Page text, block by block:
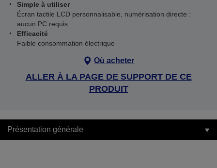
Simple à utiliser
Écran tactile LCD personnalisable, numérisation directe :
aucun PC requis
Efficacité
Faible consommation électrique
Où acheter
ALLER À LA PAGE DE SUPPORT DE CE
PRODUIT
Présentation générale